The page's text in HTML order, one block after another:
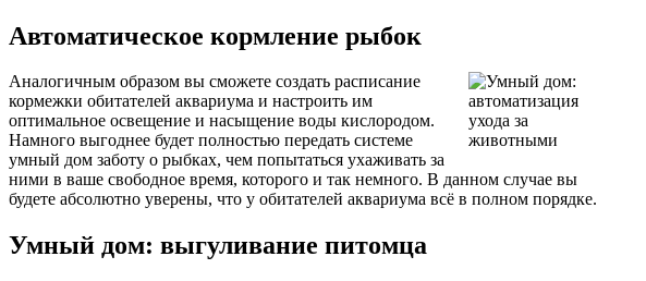
Автоматическое кормление рыбок
Аналогичным образом вы сможете создать расписание
кормежки обитателей аквариума и настроить им
оптимальное освещение и насыщение воды кислородом.
Намного выгоднее будет полностью передать системе
умный дом заботу о рыбках, чем попытаться ухаживать за
ними в ваше свободное время, которого и так немного. В данном случае вы
будете абсолютно уверены, что у обитателей аквариума всё в полном порядке.
Умный дом: выгуливание питомца